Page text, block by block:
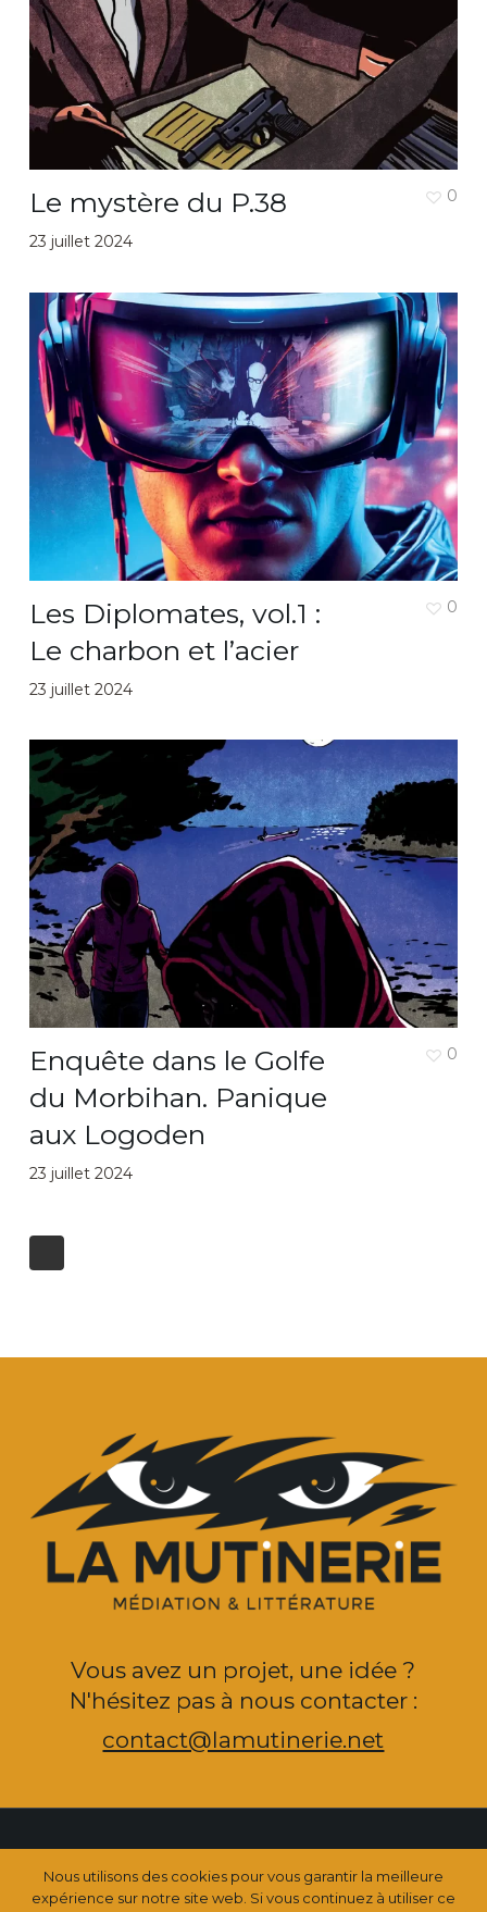
Le mystère du P.38
23 juillet 2024
0
Les Diplomates, vol.1 :
Le charbon et l’acier
23 juillet 2024
0
Enquête dans le Golfe
du Morbihan. Panique
aux Logoden
23 juillet 2024
0
Vous avez un projet, une idée ?
N'hésitez pas à nous contacter :
contact@lamutinerie.net
© La Mutinerie 2020
Nous utilisons des cookies pour vous garantir la meilleure
expérience sur notre site web. Si vous continuez à utiliser ce